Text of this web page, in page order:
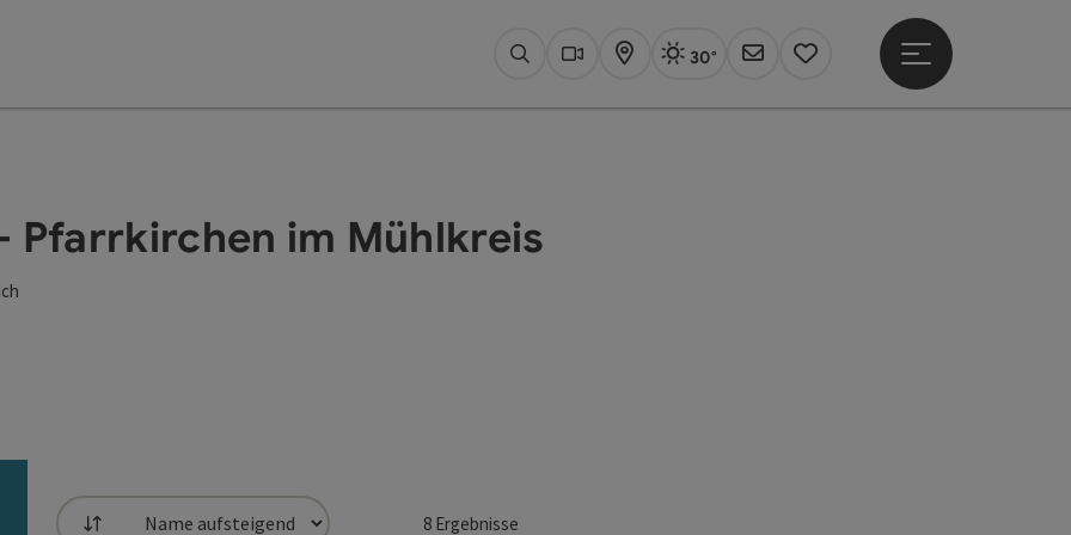
SuchenWebcams
Karte Aktuelles Wetter Linz, sonnig
30°
Newsletter
Merkzettel
Hauptmenü öffnen
im Mühlkreis
8Ergebnisse